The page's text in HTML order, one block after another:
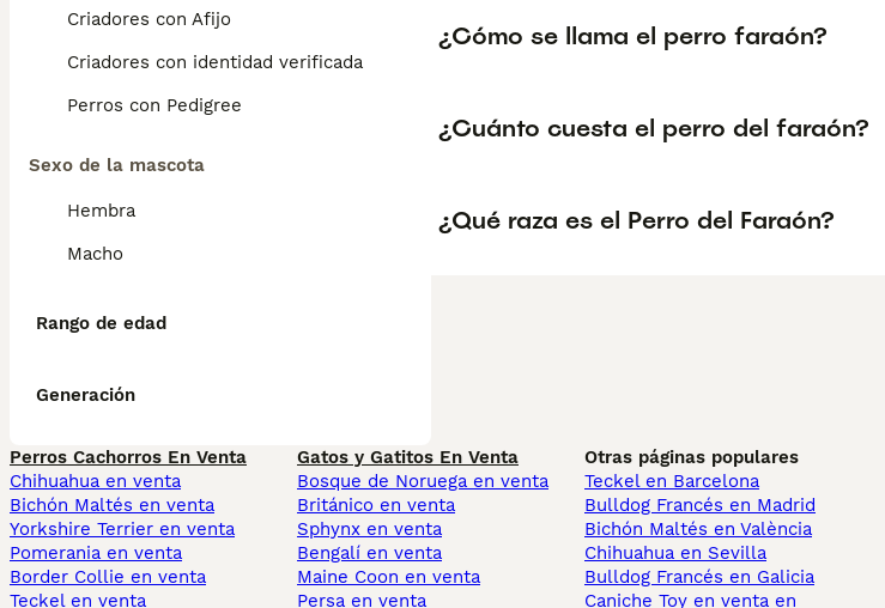
Criadores con Afijo
Criadores con identidad verificada
Perros con Pedigree
Sexo de la mascota
Hembra
Macho
Rango de edad
Generación
¿Cómo se llama el perro faraón?
¿Cuánto cuesta el perro del faraón?
¿Qué raza es el Perro del Faraón?
Perros Cachorros En Venta
Chihuahua en venta
Bichón Maltés en venta
Yorkshire Terrier en venta
Pomerania en venta
Border Collie en venta
Teckel en venta
Gatos y Gatitos En Venta
Bosque de Noruega en venta
Británico en venta
Sphynx en venta
Bengalí en venta
Maine Coon en venta
Persa en venta
Otras páginas populares
Teckel en Barcelona
Bulldog Francés en Madrid
Bichón Maltés en València
Chihuahua en Sevilla
Bulldog Francés en Galicia
Caniche Toy en venta en